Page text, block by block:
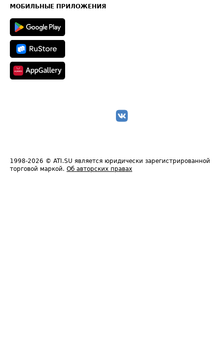
Техническая информация
МОБИЛЬНЫЕ ПРИЛОЖЕНИЯ
1998-2026 © ATI.SU является юридически зарегистрированной
торговой маркой. Об авторских правах